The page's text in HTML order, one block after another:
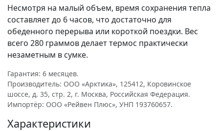
Несмотря на малый объем, время сохранения тепла
составляет до 6 часов, что достаточно для
обеденного перерыва или короткой поездки. Вес
всего 280 граммов делает термос практически
незаметным в сумке.
Гарантия: 6 месяцев.
Производитель: ООО «Арктика», 125412, Коровинское
шоссе, д. 35, стр. 2, г. Москва, Российская Федерация.
Импортёр: ООО «Рейвен Плюс», УНП 193760657.
Характеристики